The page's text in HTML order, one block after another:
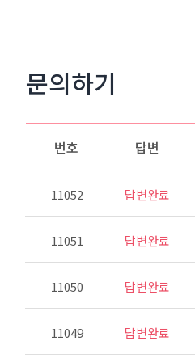
문의하기
번호 답변
11052 답변완료
11051 답변완료
11050 답변완료
11049 답변완료